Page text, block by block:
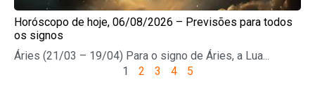
Horóscopo de hoje, 06/08/2026 – Previsões para todos
os signos
Áries (21/03 – 19/04) Para o signo de Áries, a Lua...
1
2 3 4 5